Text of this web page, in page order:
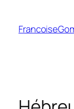
contenu